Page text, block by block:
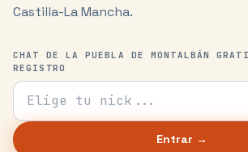
Castilla-La Mancha.
CHAT DE LA PUEBLA DE MONTALBÁN
REGISTRO
Tu nick para el chat
Entrar →